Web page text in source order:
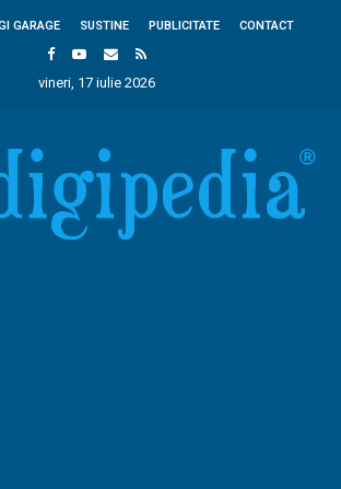
GARAGE SUSTINE PUBLICITATE CONTACT
vineri, 17 iulie 2026